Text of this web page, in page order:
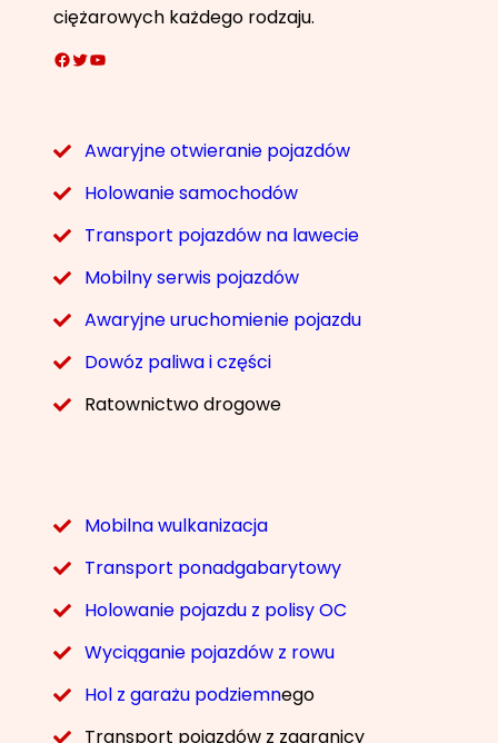
ciężarowych każdego rodzaju.
Facebook Twitter YouTube
Awaryjne otwieranie pojazdów
Holowanie samochodów
Transport pojazdów na lawecie
Mobilny serwis pojazdów
Awaryjne uruchomienie pojazdu
Dowóz paliwa i części
Ratownictwo drogowe
Mobilna wulkanizacja
Transport ponadgabarytowy
Holowanie pojazdu z polisy OC
Wyciąganie pojazdów z rowu
Hol z garażu podziemnego
Transport pojazdów z zagranicy